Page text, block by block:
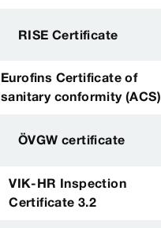
RISE Certificate
Eurofins Certificate of
sanitary conformity (ACS)
ÖVGW certificate
VIK-HR Inspection
Certificate 3.2